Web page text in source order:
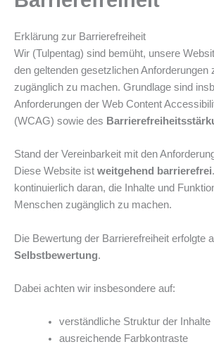
Erklärung zur Barrierefreiheit
Wir (Tulpentag) sind bemüht, unsere
den geltenden gesetzlichen Anforderungen
zugänglich zu machen. Grundlage sind
Anforderungen der Web Content
(WCAG) sowie des
Stand der Vereinbarkeit mit den
Diese Website ist weitgehend barrierefrei
kontinuierlich daran, die Inhalte und
Menschen zugänglich zu machen.
Die Bewertung der Barrierefreiheit erfolgte
Selbstbewertung.
Dabei achten wir insbesondere auf:
verständliche Struktur der Inhalte
ausreichende Farbkontraste